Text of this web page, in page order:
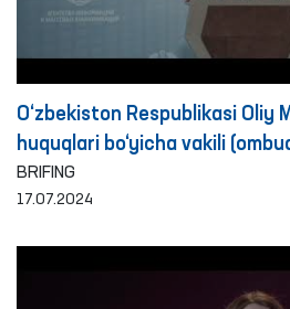
O‘zbekiston Respublikasi Oliy
huquqlari bo‘yicha vakili
yilning birinchi yarim yilligida
tushgan murojaatlar va ularni
BRIFING
17.07.2024